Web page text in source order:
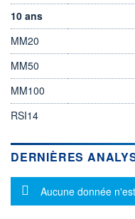
10 ans
MM20
MM50
MM100
RSI14
DERNIÈRES
Message
Aucune donnée